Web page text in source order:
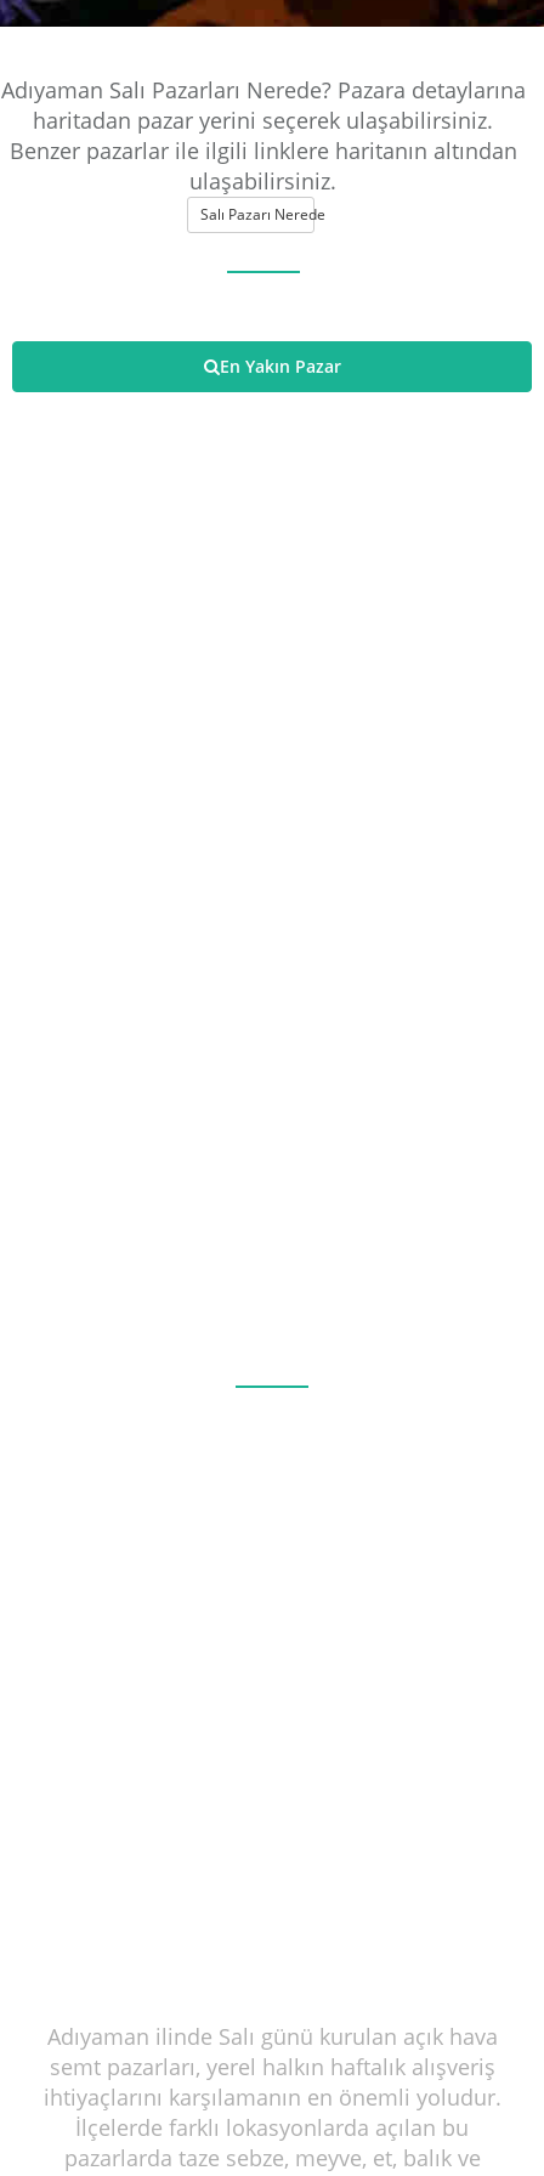
Adıyaman Salı Pazarları Nerede? Pazara detaylarına
haritadan pazar yerini seçerek ulaşabilirsiniz.
Benzer pazarlar ile ilgili linklere haritanın altından
ulaşabilirsiniz.
Salı Pazarı Nerede
En Yakın Pazar
Adıyaman ilinde Salı günü kurulan açık hava
semt pazarları, yerel halkın haftalık alışveriş
ihtiyaçlarını karşılamanın en önemli yoludur.
İlçelerde farklı lokasyonlarda açılan bu
pazarlarda taze sebze, meyve, et, balık ve